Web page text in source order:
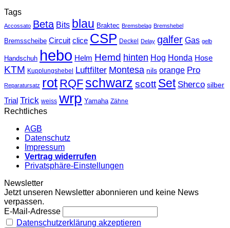
Tags
Accossato Beta Bits blau Braktec Bremsbelag Bremshebel
Bremsscheibe Circuit clice CSP Deckel Delay galfer Gas gelb
Handschuh hebo Helm Hemd hinten Hog Honda Hose
KTM Kupplungshebel Luftfilter Montesa nils orange Pro
Reparatursatz rot RQF schwarz scott Set Sherco silber
Trial Trick weiss wrp Yamaha Zähne
Rechtliches
AGB
Datenschutz
Impressum
Vertrag widerrufen
Privatsphäre-Einstellungen
Newsletter
Jetzt unseren Newsletter abonnieren und keine News
verpassen.
E-Mail-Adresse
Datenschutzerklärung akzeptieren